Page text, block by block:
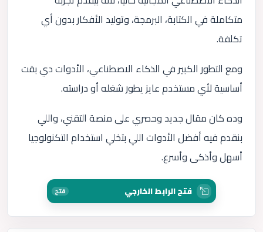
متكاملة في الكتابة، البرمجة، وتوليد الأفكار بدون أي
تكلفة.
ومع التطور الكبير في الذكاء الاصطناعي، الأدوات دي بقت
أساسية لأي مستخدم عايز يطور شغله أو دراسته.
وده كان مقال جديد وحصري على منصة التقني، واللي
بنقدم فيه أفضل الأدوات اللي بتخلي استخدام التكنولوجيا
أسهل وأذكى وأسرع.
فتح الرابط الخارجي فتح